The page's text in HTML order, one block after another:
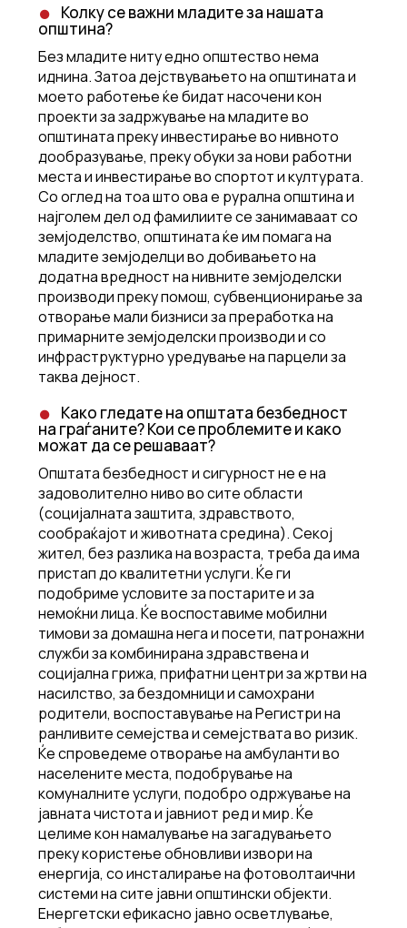
Колку се важни младите за нашата
општина?
Без младите ниту едно општество нема
иднина. Затоа дејствувањето на општината и
моето работење ќе бидат насочени кон
проекти за задржување на младите во
општината преку инвестирање во нивното
дообразување, преку обуки за нови работни
места и инвестирање во спортот и културата.
Со оглед на тоа што ова е рурална општина и
најголем дел од фамилиите се занимаваат со
земјоделство, општината ќе им помага на
младите земјоделци во добивањето на
додатна вредност на нивните земјоделски
производи преку помош, субвенционирање за
отворање мали бизниси за преработка на
примарните земјоделски производи и со
инфраструктурно уредување на парцели за
таква дејност.
Како гледате на општата безбедност
на граѓаните? Кои се проблемите и како
можат да се решаваат?
Општата безбедност и сигурност не е на
задоволително ниво во сите области
(социјалната заштита, здравството,
сообраќајот и животната средина). Секој
жител, без разлика на возраста, треба да има
пристап до квалитетни услуги. Ќе ги
подобриме условите за постарите и за
немоќни лица. Ќе воспоставиме мобилни
тимови за домашна нега и посети, патронажни
служби за комбинирана здравствена и
социјална грижа, прифатни центри за жртви на
насилство, за бездомници и самохрани
родители, воспоставување на Регистри на
ранливите семејства и семејствата во ризик.
Ќе спроведеме отворање на амбуланти во
населените места, подобрување на
комуналните услуги, подобро одржување на
јавната чистота и јавниот ред и мир. Ќе
целиме кон намалување на загадувањето
преку користење обновливи извори на
енергија, со инсталирање на фотоволтаични
системи на сите јавни општински објекти.
Енергетски ефикасно јавно осветлување,